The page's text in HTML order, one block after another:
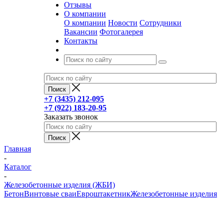
Отзывы
О компании
О компании Новости Сотрудники
Вакансии Фотогалерея
Контакты
+7 (3435) 212-095
+7 (922) 183-20-95
Заказать звонок
Главная
-
Каталог
-
Железобетонные изделия (ЖБИ)
БетонВинтовые сваиЕвроштакетникЖелезобетонные изделия